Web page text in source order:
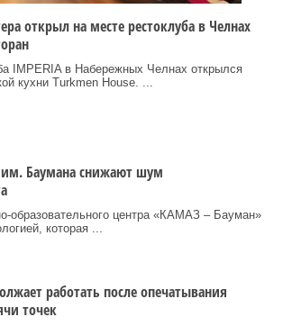
открыл на месте рестоклуба в Челнах
IMPERIA в Набережных Челнах открылся
кухни Turkmen House. ...
Баумана снижают шум
образовательного центра «КАМАЗ – Бауман»
которая ...
работать после опечатывания
точек